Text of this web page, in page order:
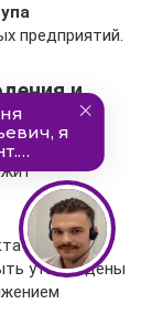
предприятий.
и
ОС и срок
утверждены